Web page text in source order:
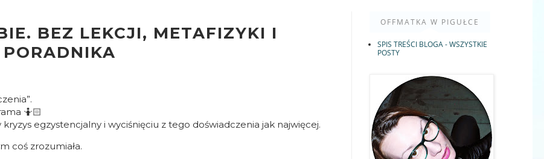
BEZ LEKCJI, METAFIZYKI I
PORADNIKA
🤷🏻
egzystencjalny i wyciśnięciu z tego doświadczenia jak najwięcej.
coś zrozumiała.
OFFMATKA W PIGUŁCE
SPIS TREŚCI BLOGA - WSZYSTKIE
POSTY